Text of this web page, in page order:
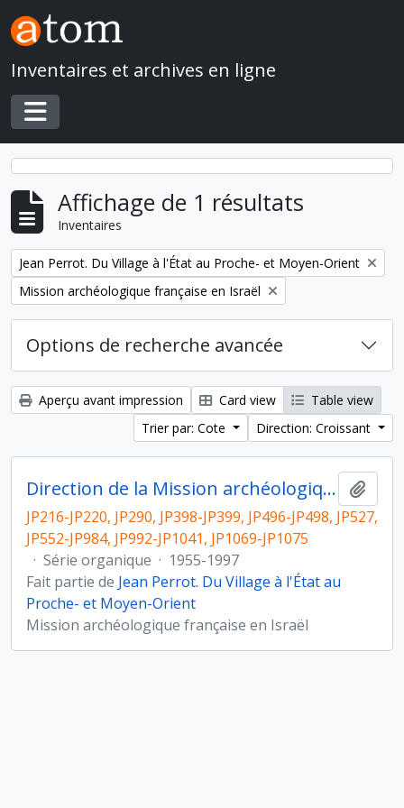
Skip to main content
Inventaires et archives en ligne
Toggle navigation
Affichage de 1 résultats
Inventaires
Remove filter:
Jean Perrot. Du Village à l'État au Proche- et Moyen-Orient
Remove filter:
Mission archéologique française en Israël
Options de recherche avancée
Aperçu avant impression Card view
Table view
Trier par: Cote
Direction: Croissant
Direction de la Mission archéologique française en Israël
JP216-JP220, JP290, JP398-JP399, JP496-JP498, JP527,
JP552-JP984, JP992-JP1041, JP1069-JP1075
· Série organique · 1955-1997
Fait partie de Jean Perrot. Du Village à l'État au
Proche- et Moyen-Orient
Mission archéologique française en Israël